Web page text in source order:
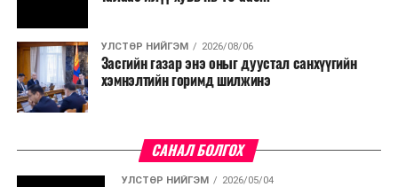
УЛСТӨР НИЙГЭМ 2026/08/06
Засгийн газар энэ оныг дуустал санхүүгийн
хэмнэлтийн горимд шилжинэ
САНАЛ БОЛГОХ
УЛСТӨР НИЙГЭМ 2026/05/04